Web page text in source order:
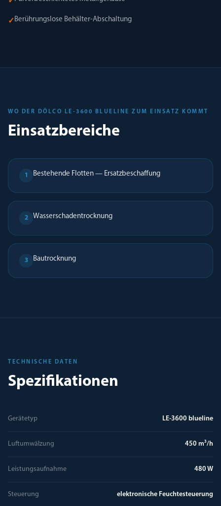
✓ Berührungslose Behälter-Abschaltung
WO DER DÖLCO LE-3600 BLUELINE ZUM EINSATZ KOMMT
Einsatzbereiche
1 Bestehende Flotten — Ersatzbeschaffung
2 Wasserschadentrocknung
3 Bautrocknung
TECHNISCHE DATEN
Spezifikationen
Gerätetyp LE-3600 blueline
Luftumwälzung 450 m³/h
Leistungsaufnahme 480 W
Steuerung elektronische Feuchtesteuerung